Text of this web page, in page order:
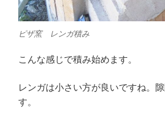
ピザ窯 レンガ積み
こんな感じで積み始めます。
レンガは小さい方が良いですね。
す。